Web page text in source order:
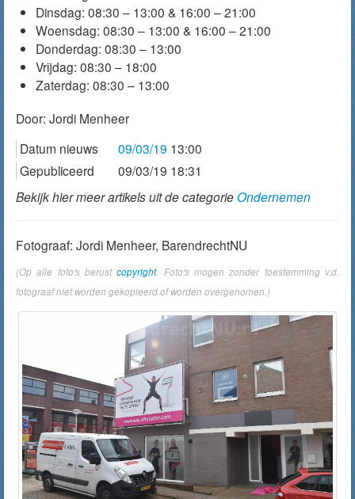
Dinsdag: 08:30 – 13:00 & 16:00 – 21:00
Woensdag: 08:30 – 13:00 & 16:00 – 21:00
Donderdag: 08:30 – 13:00
Vrijdag: 08:30 – 18:00
Zaterdag: 08:30 – 13:00
Door: Jordi Menheer
Datum nieuws
09/03/19 13:00
Gepubliceerd
09/03/19 18:31
Bekijk hier meer artikels uit de categorieOndernemen
Fotograaf: Jordi Menheer, BarendrechtNU
(Op alle foto's berustcopyright. Foto's mogen zonder toestemming v.d.
fotograaf niet worden gekopieerd of worden overgenomen.)